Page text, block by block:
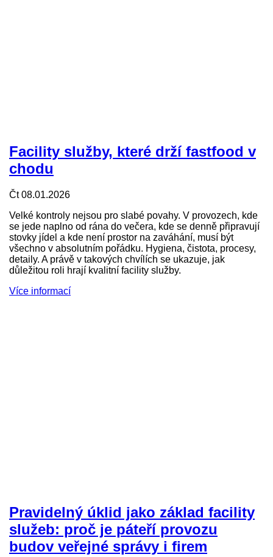
Facility služby, které drží fastfood v
chodu
Čt 08.01.2026
Velké kontroly nejsou pro slabé povahy. V provozech, kde
se jede naplno od rána do večera, kde se denně připravují
stovky jídel a kde není prostor na zaváhání, musí být
všechno v absolutním pořádku. Hygiena, čistota, procesy,
detaily. A právě v takových chvílích se ukazuje, jak
důležitou roli hrají kvalitní facility služby.
Více informací
Pravidelný úklid jako základ facility
služeb: proč je páteří provozu
budov veřejné správy i firem